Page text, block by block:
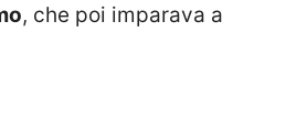
, che poi imparava a